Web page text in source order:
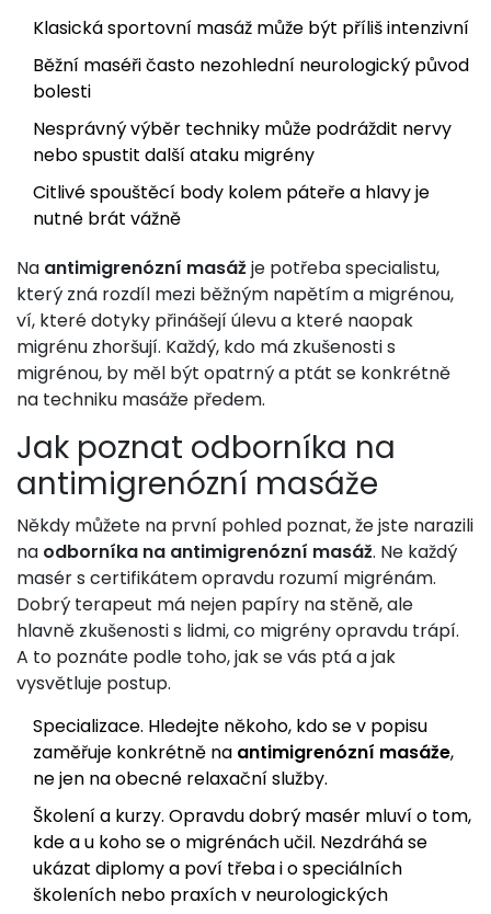
Klasická sportovní masáž může být příliš intenzivní
Běžní maséři často nezohlední neurologický původ
bolesti
Nesprávný výběr techniky může podráždit nervy
nebo spustit další ataku migrény
Citlivé spouštěcí body kolem páteře a hlavy je
nutné brát vážně
Na antimigrenózní masážje potřeba specialistu,
který zná rozdíl mezi běžným napětím a migrénou,
ví, které dotyky přinášejí úlevu a které naopak
migrénu zhoršují. Každý, kdo má zkušenosti s
migrénou, by měl být opatrný a ptát se konkrétně
na techniku masáže předem.
Jak poznat odborníka na
antimigrenózní masáže
Někdy můžete na první pohled poznat, že jste narazili
na odborníka na antimigrenózní masáž. Ne každý
masér s certifikátem opravdu rozumí migrénám.
Dobrý terapeut má nejen papíry na stěně, ale
hlavně zkušenosti s lidmi, co migrény opravdu trápí.
A to poznáte podle toho, jak se vás ptá a jak
vysvětluje postup.
Specializace. Hledejte někoho, kdo se v popisu
zaměřuje konkrétně na antimigrenózní masáže,
ne jen na obecné relaxační služby.
Školení a kurzy. Opravdu dobrý masér mluví o tom,
kde a u koho se o migrénách učil. Nezdráhá se
ukázat diplomy a poví třeba i o speciálních
školeních nebo praxích v neurologických